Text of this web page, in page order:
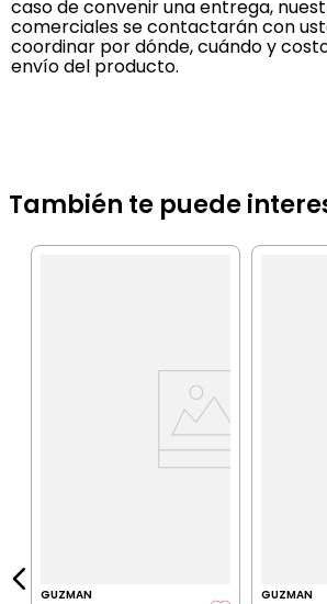
caso de convenir una entrega,
comerciales se contactarán con
coordinar por dónde, cuándo y
envío del producto.
También te puede
GUZMAN GUZMAN